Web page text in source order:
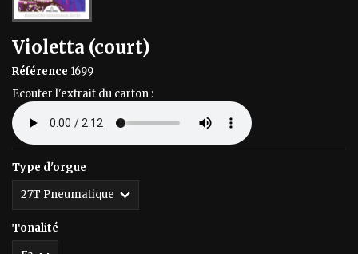
Violetta (court)
Référence 1699
Ecouter l'extrait du carton :
Type d'orgue
Tonalité